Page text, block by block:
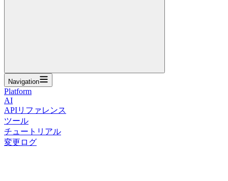
Navigation
Platform
AI
APIリファレンス
ツール
チュートリアル
変更ログ